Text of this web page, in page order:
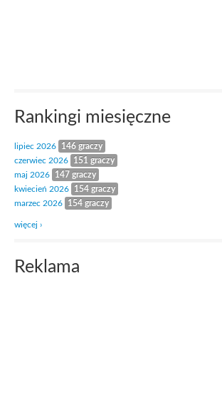
Rankingi miesięczne
lipiec 2026
146 graczy
czerwiec 2026
151 graczy
maj 2026
147 graczy
kwiecień 2026
154 graczy
marzec 2026
154 graczy
więcej ›
Reklama